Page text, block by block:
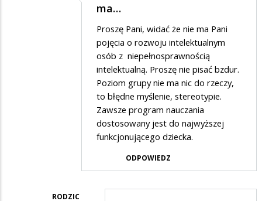
ma…
Proszę Pani, widać że nie ma Pani
pojęcia o rozwoju intelektualnym
osób z niepełnosprawnością
intelektualną. Proszę nie pisać bzdur.
Poziom grupy nie ma nic do rzeczy,
to błędne myślenie, stereotypie.
Zawsze program nauczania
dostosowany jest do najwyższej
funkcjonującego dziecka.
ODPOWIEDZ
RODZIC